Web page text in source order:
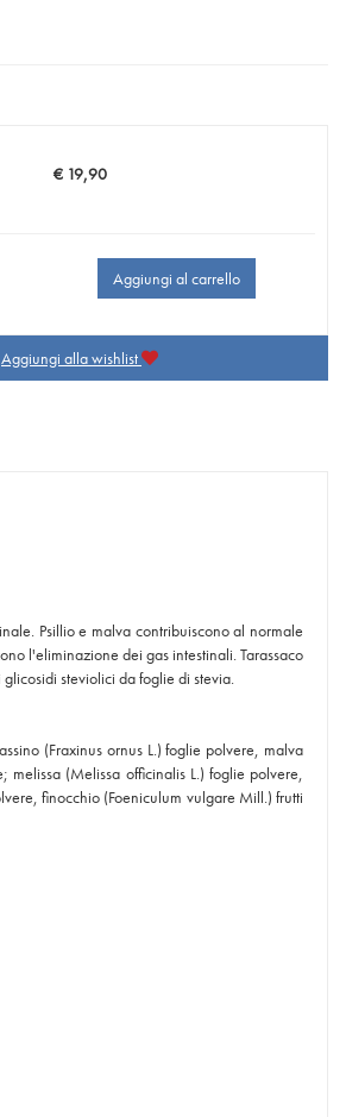
Prezzo
€ 19,90
Aggiungi al carrello
Aggiungi alla wishlist
Psillio e malva contribuiscono al normale
l'eliminazione dei gas intestinali. Tarassaco
steviolici da foglie di stevia.
(Fraxinus ornus L.) foglie polvere, malva
(Melissa officinalis L.) foglie polvere,
finocchio (Foeniculum vulgare Mill.) frutti